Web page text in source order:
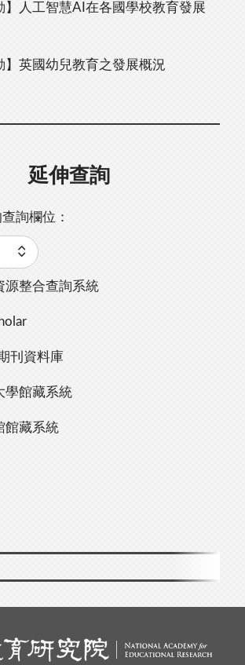
】人工智慧AI在各國學校教育發展
】英國幼兒教育之發展概況
延伸查詢
詢欄位：
源整合查詢系統
刊資料庫
學館藏系統
館藏系統